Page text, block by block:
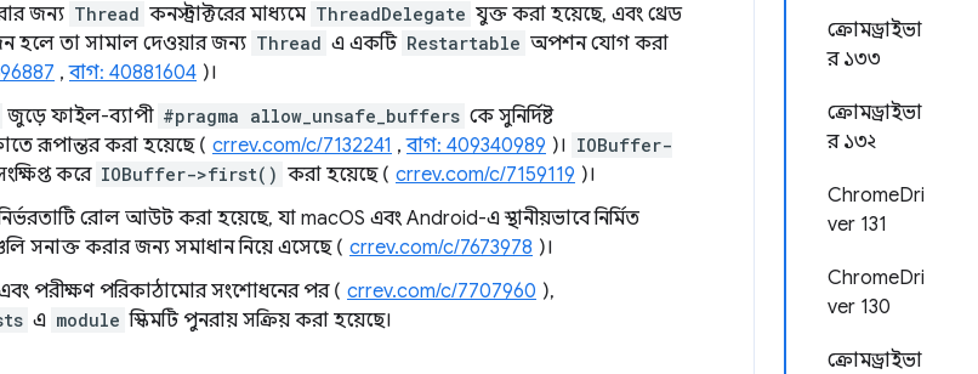
ক্রোমড্রাইভা
র ১৩৩
ক্রোমড্রাইভা
র ১৩২
ChromeDri
ver 131
ChromeDri
ver 130
ক্রোমড্রাইভা
জন্য Thread কনস্ট্রাক্টরের মাধ্যমে ThreadDelegate যুক্ত করা হয়েছে, এবং থ্রেড
হলে তা সামাল দেওয়ার জন্য Thread এ একটি Restartable অপশন যোগ করা
,বাগ: 40881604 )।
জুড়ে ফাইল-ব্যাপী #pragma allow_unsafe_buffers কে সুনির্দিষ্ট
রূপান্তর করা হয়েছে ( crrev.com/c/7132241 ,বাগ: 409340989 )। IOBuffer-
করে IOBuffer->first() করা হয়েছে ( crrev.com/c/7159119 )।
রোল আউট করা হয়েছে, যা macOS এবং Android-এ স্থানীয়ভাবে নির্মিত
সনাক্ত করার জন্য সমাধান নিয়ে এসেছে ( crrev.com/c/7673978 )।
এবং পরীক্ষণ পরিকাঠামোর সংশোধনের পর ( crrev.com/c/7707960 ),
এ module স্কিমটি পুনরায় সক্রিয় করা হয়েছে।